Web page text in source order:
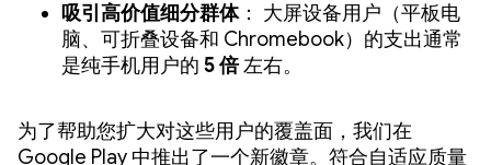
吸引高价值细分群体： 大屏设备用户（平板电
脑、可折叠设备和 Chromebook）的支出通常
是纯手机用户的 5 倍左右。
为了帮助您扩大对这些用户的覆盖面，我们在
Google Play 中推出了一个新徽章。符合自适应质量